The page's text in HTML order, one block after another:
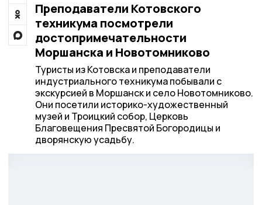
Преподаватели Котовского
техникума посмотрели
достопримечательности
Моршанска и Новотомниково
Туристы из Котовска и преподаватели
индустриального техникума побывали с
экскурсией в Моршанск и село Новотомниково.
Они посетили историко-художественный
музей и Троицкий собор, Церковь
Благовещения Пресвятой Богородицы и
дворянскую усадьбу.